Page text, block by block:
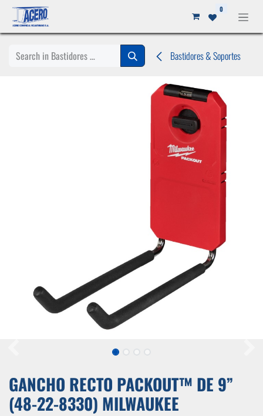
Ir al contenido 0
Bastidores & Soportes
GANCHO RECTO PACKOUT™ DE 9”
(48-22-8330) MILWAUKEE